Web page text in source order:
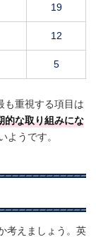
19
12
5
も重視する項目は
的な取り組みにな
ようです。
考えましょう。英